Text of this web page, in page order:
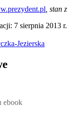
,
7 sierpnia 2013 r.
Jezierska
Patrycja Kubiesa -
ebook